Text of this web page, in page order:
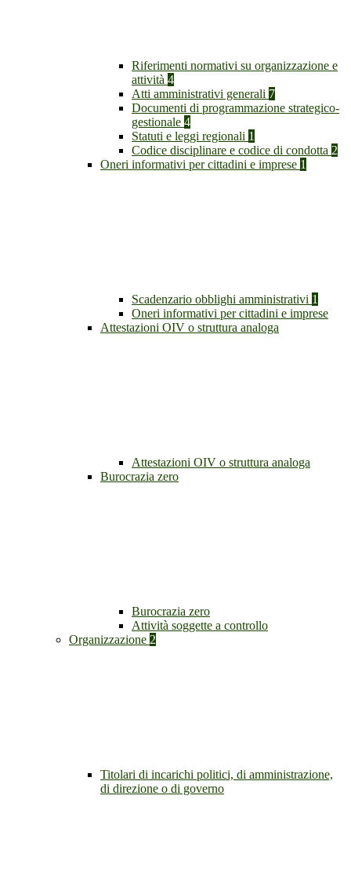
Riferimenti normativi su organizzazione e
attività 4
Atti amministrativi generali 7
Documenti di programmazione strategico-
gestionale 4
Statuti e leggi regionali 1
Codice disciplinare e codice di condotta 2
Oneri informativi per cittadini e imprese 1
Scadenzario obblighi amministrativi 1
Oneri informativi per cittadini e imprese
Attestazioni OIV o struttura analoga
Attestazioni OIV o struttura analoga
Burocrazia zero
Burocrazia zero
Attività soggette a controllo
Organizzazione 2
Titolari di incarichi politici, di amministrazione,
di direzione o di governo